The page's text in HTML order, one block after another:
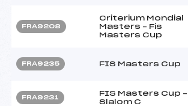
FRA9208
Criterium Mondial
Masters – Fis
Masters Cup
FRA9235 FIS Masters Cup
FRA9231
FIS Masters Cup –
Slalom C